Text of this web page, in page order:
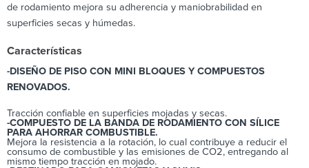
de rodamiento mejora su adherencia y maniobrabilidad en
superficies secas y húmedas.
Características
-DISEÑO DE PISO CON MINI BLOQUES Y COMPUESTOS
RENOVADOS.
Tracción confiable en superficies mojadas y secas.
-COMPUESTO DE LA BANDA DE RODAMIENTO CON SÍLICE
PARA AHORRAR COMBUSTIBLE.
Mejora la resistencia a la rotación, lo cual contribuye a reducir el
consumo de combustible y las emisiones de CO2, entregando al
mismo tiempo tracción en mojado.